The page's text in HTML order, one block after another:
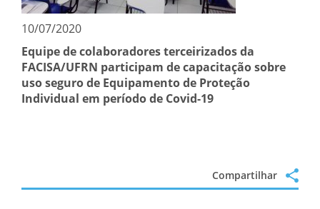
10/07/2020
Equipe de colaboradores terceirizados da
FACISA/UFRN participam de capacitação sobre
uso seguro de Equipamento de Proteção
Individual em período de Covid-19
Compartilhar